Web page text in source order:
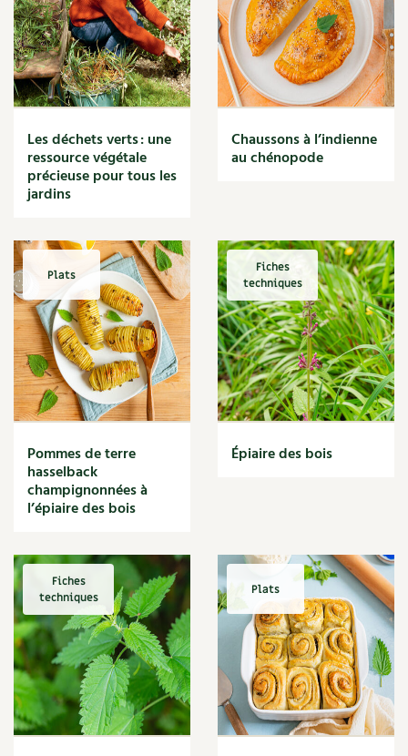
Matériaux
Maux
Méditerranéen
Menace
Mésange
Microflore
Migraine
Mode de culture
Montagne
Moutarde
Multiplication
Muret
Muscade
Musique
Narcisse
Nature
Nettoyage
Nichoir
Noisette
Noix
Nourriture
Nuisibles
Numérique
Nutriments
Observation
Œuf
Oignon
Oiseaux
Olivier
Les déchets verts : une
ressource végétale
précieuse pour tous les
jardins
Chaussons à l’indienne
au chénopode
Plats
Pommes de terre
hasselback
champignonnées à
l’épiaire des bois
Fiches
techniques
Épiaire des bois
Fiches
techniques
Plats